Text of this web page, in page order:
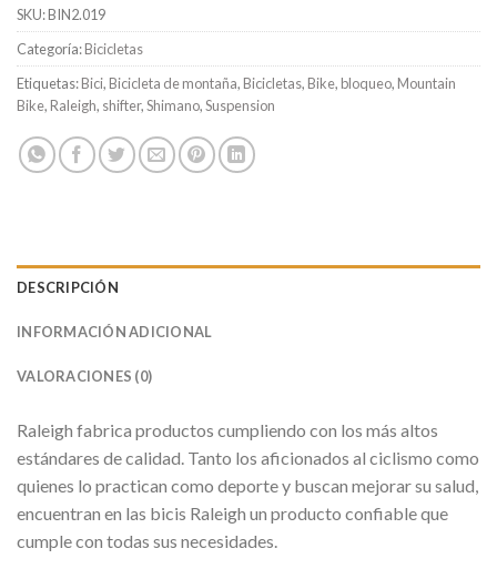
SKU:BIN2.019
Categoría:Bicicletas
Etiquetas:Bici, Bicicleta de montaña, Bicicletas, Bike, bloqueo, Mountain
Bike, Raleigh, shifter,Shimano,Suspension
DESCRIPCIÓN
INFORMACIÓN ADICIONAL
VALORACIONES (0)
Raleigh fabrica productos cumpliendo con los más altos
estándares de calidad. Tanto los aficionados al ciclismo como
quienes lo practican como deporte y buscan mejorar su salud,
encuentran en las bicis Raleigh un producto confiable que
cumple con todas sus necesidades.